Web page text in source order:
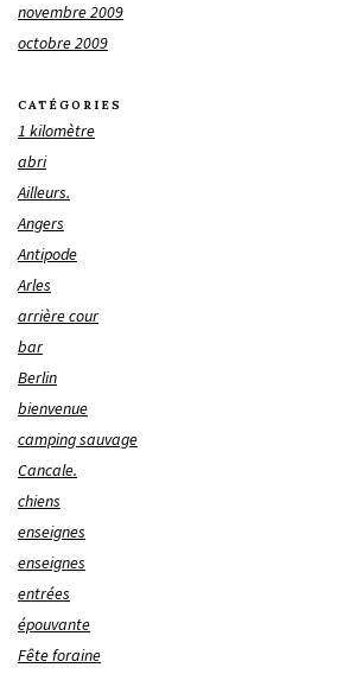
novembre 2009
octobre 2009
CATÉGORIES
1 kilomètre
abri
Ailleurs.
Angers
Antipode
Arles
arrière cour
bar
Berlin
bienvenue
camping sauvage
Cancale.
chiens
enseignes
enseignes
entrées
épouvante
Fête foraine